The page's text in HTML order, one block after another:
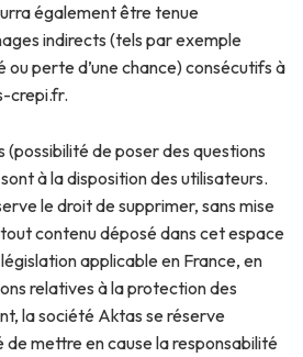
également être tenue
indirects (tels par exemple
ou perte d’une chance) consécutifs à
crepi.fr.
de poser des questions
à la disposition des utilisateurs.
le droit de supprimer, sans mise
contenu déposé dans cet espace
applicable en France, en
relatives à la protection des
la société Aktas se réserve
mettre en cause la responsabilité